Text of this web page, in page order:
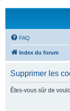
FAQ
Index du forum
Supprimer les
Êtes-vous sûr de